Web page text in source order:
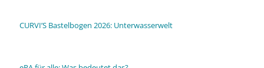
CURVI’S Bastelbogen 2026: Unterwasserwelt